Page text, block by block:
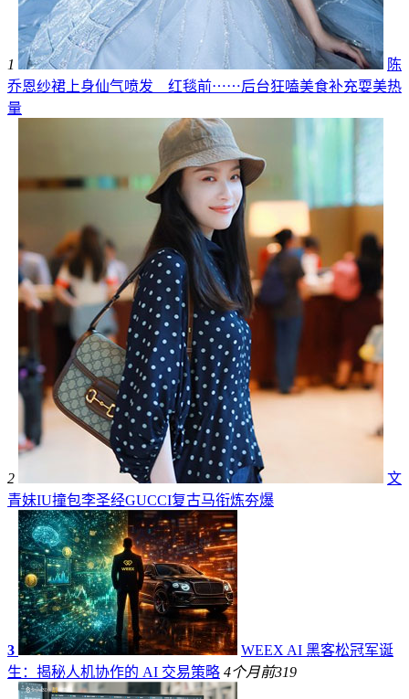
1
陈
乔恩纱裙上身仙气喷发 红毯前⋯⋯后台狂嗑美食补充耍美热
量
2
文
青妹IU撞包李圣经GUCCI复古马衔炼夯爆
3
WEEX AI 黑客松冠军诞
生：揭秘人机协作的 AI 交易策略 4个月前319